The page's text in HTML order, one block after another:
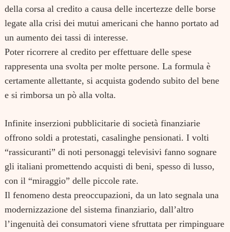
della corsa al credito a causa delle incertezze delle borse
legate alla crisi dei mutui americani che hanno portato ad
un aumento dei tassi di interesse.
Poter ricorrere al credito per effettuare delle spese
rappresenta una svolta per molte persone. La formula è
certamente allettante, si acquista godendo subito del bene
e si rimborsa un pò alla volta.
Infinite inserzioni pubblicitarie di società finanziarie
offrono soldi a protestati, casalinghe pensionati. I volti
“rassicuranti” di noti personaggi televisivi fanno sognare
gli italiani promettendo acquisti di beni, spesso di lusso,
con il “miraggio” delle piccole rate.
Il fenomeno desta preoccupazioni, da un lato segnala una
modernizzazione del sistema finanziario, dall’altro
l’ingenuità dei consumatori viene sfruttata per rimpinguare